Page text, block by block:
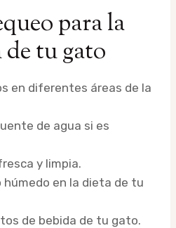
para la
tu gato
en diferentes áreas de la
de agua si es
y limpia.
en la dieta de tu
de bebida de tu gato.